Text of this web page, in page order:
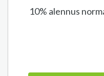
10% alennus